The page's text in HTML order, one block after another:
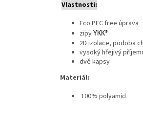
Vlastnosti:
Eco PFC free úprava
zipyYKK®
2D izolace, podoba
vysoký hřejivý
dvě kapsy
Materiál:
100% polyamid